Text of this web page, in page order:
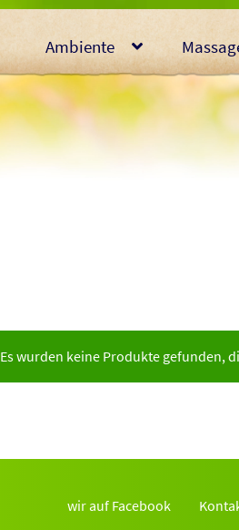
Ambiente
Es wurden keine Produkte gefunden,
wir auf Facebook